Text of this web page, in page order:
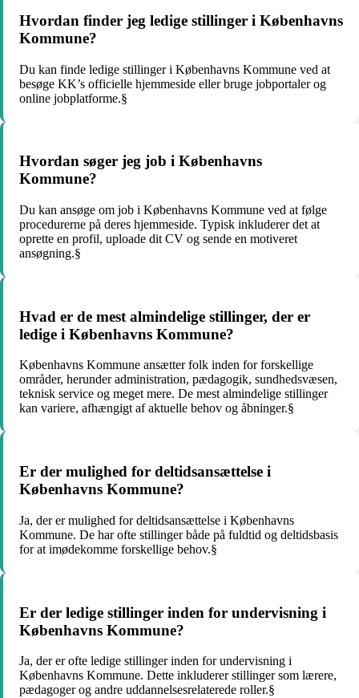
Hvordan finder jeg ledige stillinger i Københavns
Kommune?
Du kan finde ledige stillinger i Københavns Kommune ved at
besøge KK’s officielle hjemmeside eller bruge jobportaler og
online jobplatforme.§
Hvordan søger jeg job i Københavns
Kommune?
Du kan ansøge om job i Københavns Kommune ved at følge
procedurerne på deres hjemmeside. Typisk inkluderer det at
oprette en profil, uploade dit CV og sende en motiveret
ansøgning.§
Hvad er de mest almindelige stillinger, der er
ledige i Københavns Kommune?
Københavns Kommune ansætter folk inden for forskellige
områder, herunder administration, pædagogik, sundhedsvæsen,
teknisk service og meget mere. De mest almindelige stillinger
kan variere, afhængigt af aktuelle behov og åbninger.§
Er der mulighed for deltidsansættelse i
Københavns Kommune?
Ja, der er mulighed for deltidsansættelse i Københavns
Kommune. De har ofte stillinger både på fuldtid og deltidsbasis
for at imødekomme forskellige behov.§
Er der ledige stillinger inden for undervisning i
Københavns Kommune?
Ja, der er ofte ledige stillinger inden for undervisning i
Københavns Kommune. Dette inkluderer stillinger som lærere,
pædagoger og andre uddannelsesrelaterede roller.§